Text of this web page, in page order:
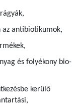
az antibiotikumok,
és folyékony bio-
kerülő